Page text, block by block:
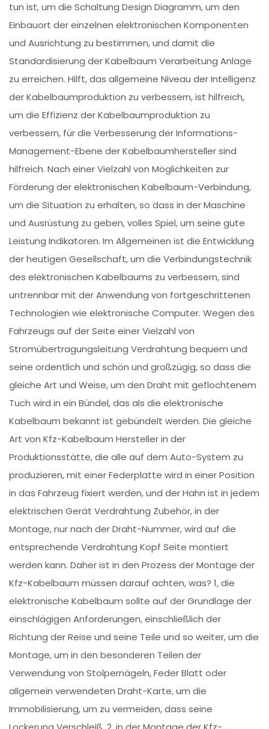
tun ist, um die Schaltung Design Diagramm, um den
Einbauort der einzelnen elektronischen Komponenten
und Ausrichtung zu bestimmen, und damit die
Standardisierung der Kabelbaum Verarbeitung Anlage
zu erreichen. Hilft, das allgemeine Niveau der Intelligenz
der Kabelbaumproduktion zu verbessern, ist hilfreich,
um die Effizienz der Kabelbaumproduktion zu
verbessern, für die Verbesserung der Informations-
Management-Ebene der Kabelbaumhersteller sind
hilfreich. Nach einer Vielzahl von Möglichkeiten zur
Förderung der elektronischen Kabelbaum-Verbindung,
um die Situation zu erhalten, so dass in der Maschine
und Ausrüstung zu geben, volles Spiel, um seine gute
Leistung Indikatoren. Im Allgemeinen ist die Entwicklung
der heutigen Gesellschaft, um die Verbindungstechnik
des elektronischen Kabelbaums zu verbessern, sind
untrennbar mit der Anwendung von fortgeschrittenen
Technologien wie elektronische Computer. Wegen des
Fahrzeugs auf der Seite einer Vielzahl von
Stromübertragungsleitung Verdrahtung bequem und
seine ordentlich und schön und großzügig, so dass die
gleiche Art und Weise, um den Draht mit geflochtenem
Tuch wird in ein Bündel, das als die elektronische
Kabelbaum bekannt ist gebündelt werden. Die gleiche
Art von Kfz-Kabelbaum Hersteller in der
Produktionsstätte, die alle auf dem Auto-System zu
produzieren, mit einer Federplatte wird in einer Position
in das Fahrzeug fixiert werden, und der Hahn ist in jedem
elektrischen Gerät Verdrahtung Zubehör, in der
Montage, nur nach der Draht-Nummer, wird auf die
entsprechende Verdrahtung Kopf Seite montiert
werden kann. Daher ist in den Prozess der Montage der
Kfz-Kabelbaum müssen darauf achten, was? 1, die
elektronische Kabelbaum sollte auf der Grundlage der
einschlägigen Anforderungen, einschließlich der
Richtung der Reise und seine Teile und so weiter, um die
Montage, um in den besonderen Teilen der
Verwendung von Stolpernägeln, Feder Blatt oder
allgemein verwendeten Draht-Karte, um die
Immobilisierung, um zu vermeiden, dass seine